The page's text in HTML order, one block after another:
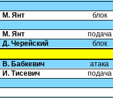
М. Янт блок
М. Янт
подача
Д. Черейский блок
В. Бабкевич
атака
И. Тисевич подача